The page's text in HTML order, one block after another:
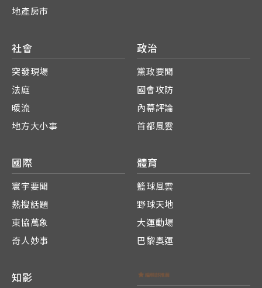
地產房市
社會
突發現場
法庭
暖流
地方大小事
政治
黨政要聞
國會攻防
內幕評論
首都風雲
國際
寰宇要聞
熱搜話題
東協萬象
奇人妙事
體育
籃球風雲
野球天地
大運動場
巴黎奧運
知影